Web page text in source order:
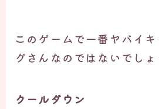
このゲームで一番ヤバイ
グさんなのではないでしょ
クールダウン